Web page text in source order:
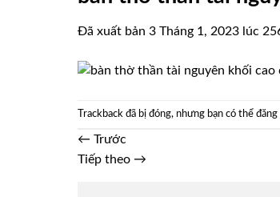
Đã xuất bản 3 Tháng 1, 2023 lúc
Trackback đã bị đóng, nhưng bạn có thể đăng
← Trước
Tiếp theo →